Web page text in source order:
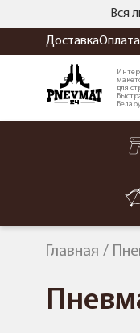
Вся
ДоставкаОплата
для
Главная